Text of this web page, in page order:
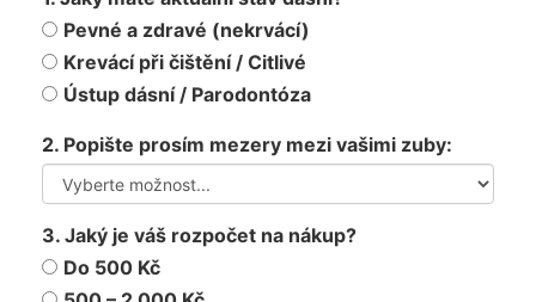
Pevné a zdravé (nekrvácí)
Krevácí při čištění / Citlivé
Ústup dásní / Parodontóza
2. Popište prosím mezery mezi vašimi zuby:
3. Jaký je váš rozpočet na nákup?
Do 500 Kč